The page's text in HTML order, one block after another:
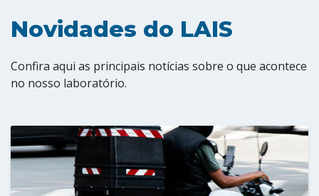
Novidades do LAIS
Confira aqui as principais notícias sobre o que acontece
no nosso laboratório.